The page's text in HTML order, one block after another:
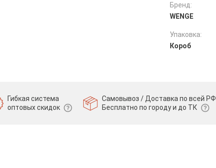
Бренд:
WENGE
Упаковка:
Короб
Гибкая система
оптовых скидок
Самовывоз / Доставка по всей
Бесплатно по городу и до ТК